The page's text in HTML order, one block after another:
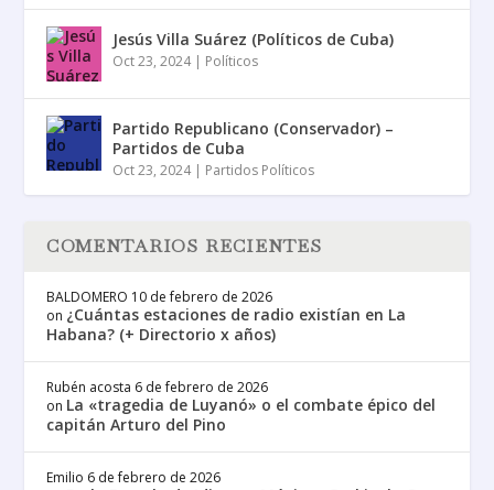
Jesús Villa Suárez (Políticos de Cuba)
Oct 23, 2024| Políticos
Partido Republicano (Conservador) –
Partidos de Cuba
Oct 23, 2024| Partidos Políticos
COMENTARIOS RECIENTES
BALDOMERO 10 de febrero de 2026
on ¿Cuántas estaciones de radio existían en La
Habana? (+ Directorio x años)
Rubén acosta 6 de febrero de 2026
on La «tragedia de Luyanó» o el combate épico del
capitán Arturo del Pino
Emilio 6 de febrero de 2026